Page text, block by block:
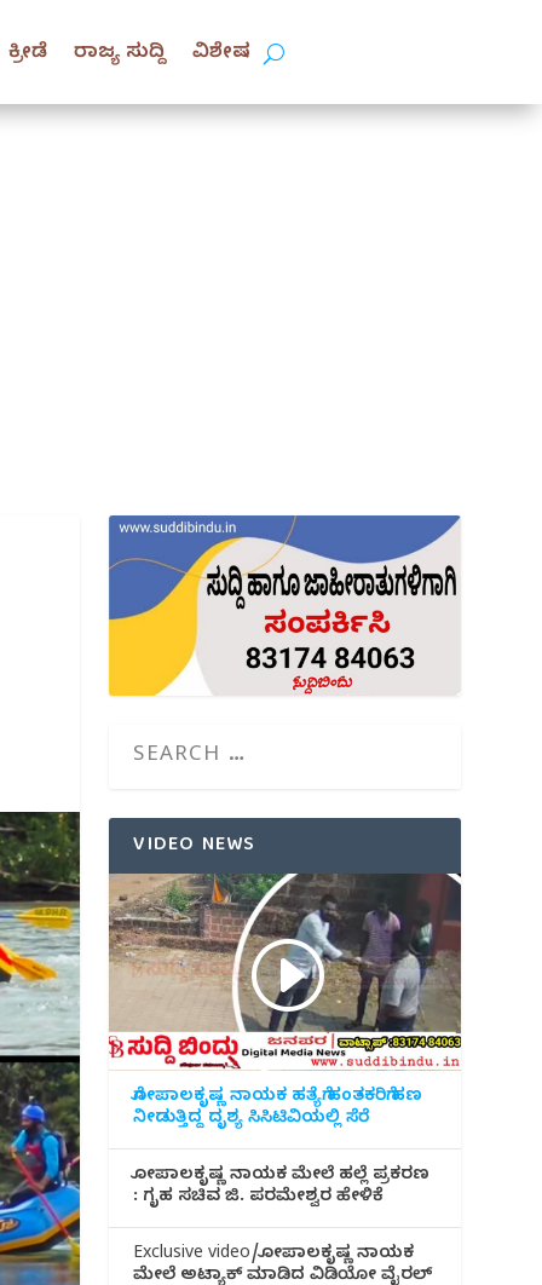
ಕ್ರೀಡೆ ರಾಜ್ಯ ಸುದ್ದಿ ವಿಶೇಷ
VIDEO NEWS
ಗೋಪಾಲಕೃಷ್ಣ ನಾಯಕ ಹತ್ಯೆಗೆ ಹಂತಕರಿಗೆ ಹಣ
ನೀಡುತ್ತಿದ್ದ ದೃಶ್ಯ ಸಿಸಿಟಿವಿಯಲ್ಲಿ ಸೆರೆ
ಗೋಪಾಲಕೃಷ್ಣ ನಾಯಕ ಮೇಲೆ ಹಲ್ಲೆ ಪ್ರಕರಣ
: ಗೃಹ ಸಚಿವ ಜಿ. ಪರಮೇಶ್ವರ ಹೇಳಿಕೆ
Exclusive video/ಗೋಪಾಲಕೃಷ್ಣ ನಾಯಕ
ಮೇಲೆ ಅಟ್ಯಾಕ್ ಮಾಡಿದ ವಿಡಿಯೋ ವೈರಲ್